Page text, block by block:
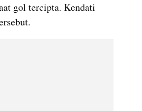
gol tercipta. Kendati